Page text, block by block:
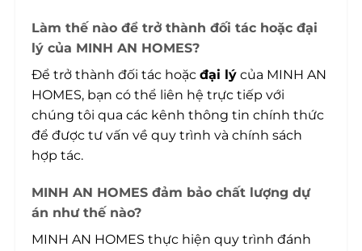
Làm thế nào để trở thành đối tác hoặc đại
lý của MINH AN HOMES?
Để trở thành đối tác hoặcđại lý của MINH AN
HOMES, bạn có thể liên hệ trực tiếp với
chúng tôi qua các kênh thông tin chính thức
để được tư vấn về quy trình và chính sách
hợp tác.
MINH AN HOMES đảm bảo chất lượng dự
án như thế nào?
MINH AN HOMES thực hiện quy trình đánh